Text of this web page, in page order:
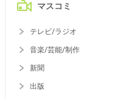
マスコミ
テレビ/ラジオ
音楽/芸能/制作
新聞
出版